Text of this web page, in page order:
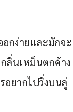
กง่ายและมักจะ
ลิ่นเหม็นตกค้าง
อยากไปวิ่งบนลู่